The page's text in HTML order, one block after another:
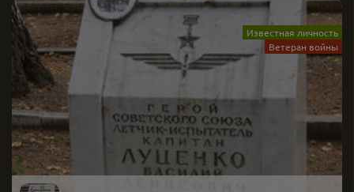
Известная личность
Ветеран войны